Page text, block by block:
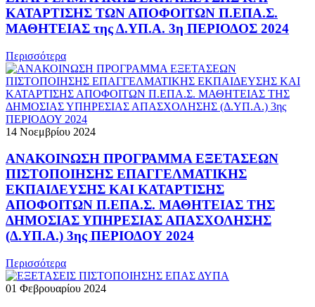
ΚΑΤΑΡΤΙΣΗΣ ΤΩΝ ΑΠΟΦΟΙΤΩΝ Π.ΕΠΑ.Σ.
ΜΑΘΗΤΕΙΑΣ της Δ.ΥΠ.Α. 3η ΠΕΡΙΟΔΟΣ 2024
Περισσότερα
14 Νοεμβρίου 2024
ΑΝΑΚΟΙΝΩΣΗ ΠΡΟΓΡΑΜΜΑ ΕΞΕΤΑΣΕΩΝ
ΠΙΣΤΟΠΟΙΗΣΗΣ ΕΠΑΓΓΕΛΜΑΤΙΚΗΣ
ΕΚΠΑΙΔΕΥΣΗΣ ΚΑΙ ΚΑΤΑΡΤΙΣΗΣ
ΑΠΟΦΟΙΤΩΝ Π.ΕΠΑ.Σ. ΜΑΘΗΤΕΙΑΣ ΤΗΣ
ΔΗΜΟΣΙΑΣ ΥΠΗΡΕΣΙΑΣ ΑΠΑΣΧΟΛΗΣΗΣ
(Δ.ΥΠ.Α.) 3ης ΠΕΡΙΟΔΟΥ 2024
Περισσότερα
01 Φεβρουαρίου 2024